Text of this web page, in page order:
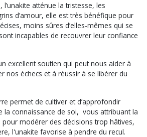
atténue la tristesse, les
d’amour, elle est très bénéfique pour
moins sûres d’elles-mêmes qui se
incapables de recouvrer leur confiance
excellent soutien qui peut nous aider à
nos échecs et à réussir à se libérer du
permet de cultiver et d’approfondir
la connaissance de soi, vous attribuant la
pour modérer des décisions trop hâtives,
l'unakite favorise à pendre du recul.